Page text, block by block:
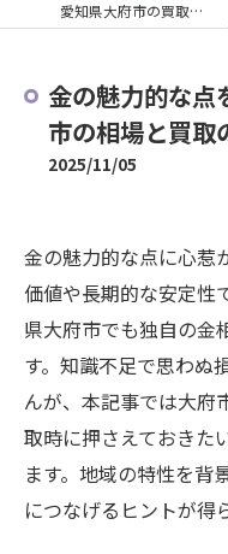
愛知県大府市の買取なら買取大吉 大府共栄町3丁目店
金の魅力的な点
市の相場と買取
2025/11/05
金の魅力的な点に心惹
価値や長期的な安定性
県大府市でも独自の金
す。知識不足で思わぬ
んが、本記事では大府
取時に押さえておきた
ます。地域の特性を背
につなげるヒントが得